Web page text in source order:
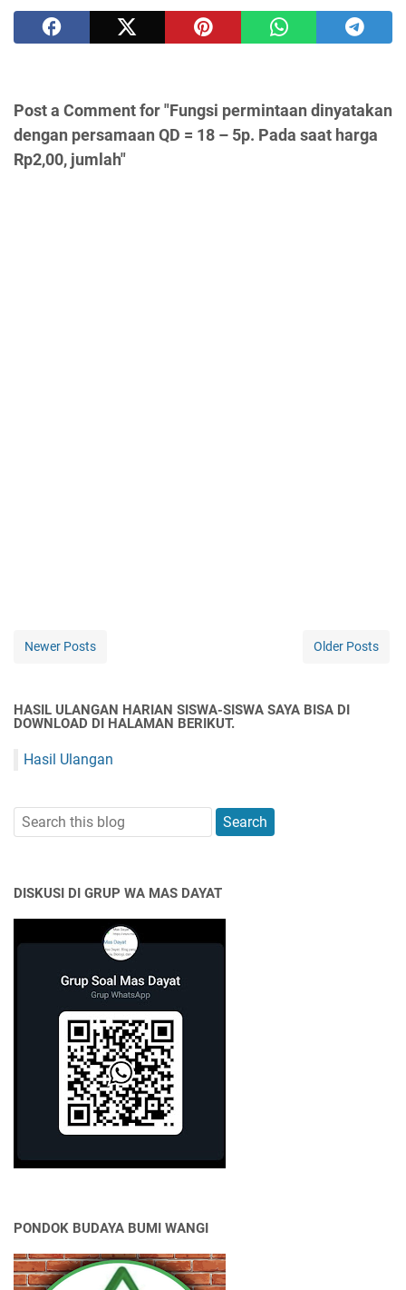
Post a Comment for "Fungsi permintaan dinyatakan
dengan persamaan QD = 18 – 5p. Pada saat harga
Rp2,00, jumlah"
Newer Posts Older Posts
HASIL ULANGAN HARIAN SISWA-SISWA SAYA BISA DI
DOWNLOAD DI HALAMAN BERIKUT.
Hasil Ulangan
DISKUSI DI GRUP WA MAS DAYAT
PONDOK BUDAYA BUMI WANGI